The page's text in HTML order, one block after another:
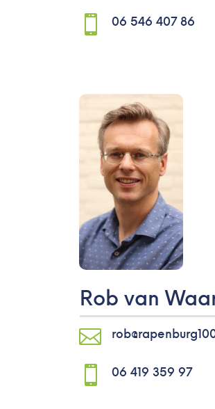
 06 546 407 86
Rob van

 06 419 359 97